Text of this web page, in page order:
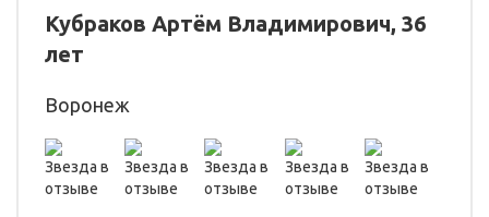
Кубраков Артём Владимирович, 36
лет
Воронеж